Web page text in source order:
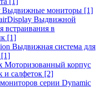
Выдвижные мониторы [1]
Выдвижной
встраивания в
[1]
Выдвижная система для
[1]
Моторизованный корпус
и салфеток [2]
серии Dynamic